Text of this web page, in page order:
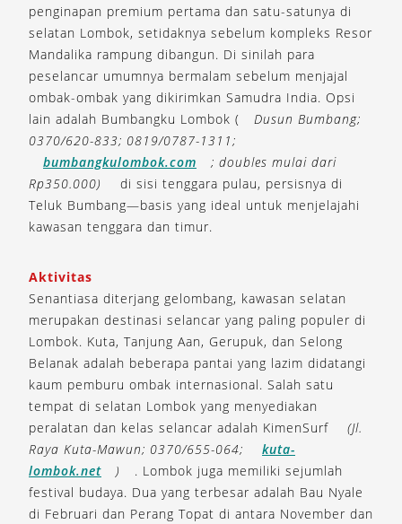
penginapan premium pertama dan satu-satunya di
selatan Lombok, setidaknya sebelum kompleks Resor
Mandalika rampung dibangun. Di sinilah para
peselancar umumnya bermalam sebelum menjajal
ombak-ombak yang dikirimkan Samudra India. Opsi
lain adalah Bumbangku Lombok (
Dusun Bumbang;
0370/620-833; 0819/0787-1311;
bumbangkulombok.com
; doubles mulai dari
Rp350.000)
di sisi tenggara pulau, persisnya di
Teluk Bumbang—basis yang ideal untuk menjelajahi
kawasan tenggara dan timur.
Aktivitas
Senantiasa diterjang gelombang, kawasan selatan
merupakan destinasi selancar yang paling populer di
Lombok. Kuta, Tanjung Aan, Gerupuk, dan Selong
Belanak adalah beberapa pantai yang lazim didatangi
kaum pemburu ombak internasional. Salah satu
tempat di selatan Lombok yang menyediakan
peralatan dan kelas selancar adalah KimenSurf
(Jl.
Raya Kuta-Mawun; 0370/655-064;
kuta-
lombok.net
)
. Lombok juga memiliki sejumlah
festival budaya. Dua yang terbesar adalah Bau Nyale
di Februari dan Perang Topat di antara November dan